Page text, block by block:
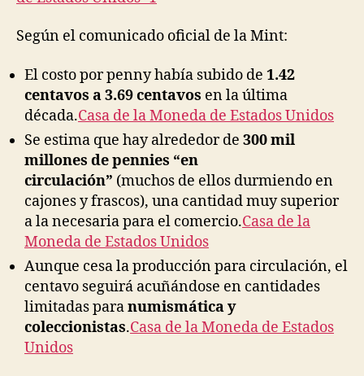
Según el comunicado oficial de la Mint:
El costo por penny había subido de 1.42
centavos a 3.69 centavos en la última
década.Casa de la Moneda de Estados Unidos
Se estima que hay alrededor de 300 mil
millones de pennies “en
circulación” (muchos de ellos durmiendo en
cajones y frascos), una cantidad muy superior
a la necesaria para el comercio.Casa de la
Moneda de Estados Unidos
Aunque cesa la producción para circulación, el
centavo seguirá acuñándose en cantidades
limitadas paranumismática y
coleccionistas.Casa de la Moneda de Estados
Unidos